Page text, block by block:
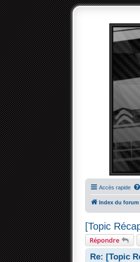
Accès rapide
Index du forum
[Topic
Répondre
Re: [Topic